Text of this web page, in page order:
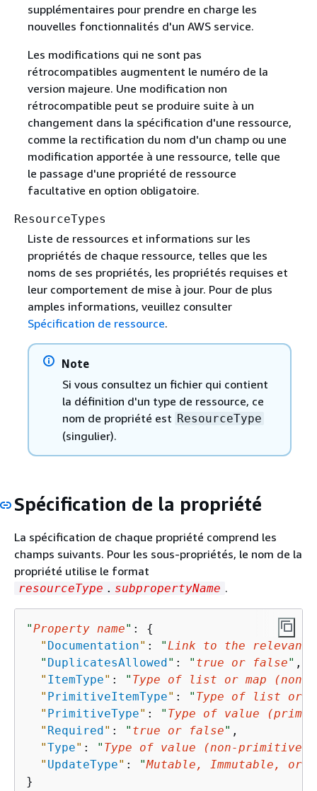
supplémentaires pour prendre en charge les
nouvelles fonctionnalités d'un AWS service.
Les modifications qui ne sont pas
rétrocompatibles augmentent le numéro de la
version majeure. Une modification non
rétrocompatible peut se produire suite à un
changement dans la spécification d'une ressource,
comme la rectification du nom d'un champ ou une
modification apportée à une ressource, telle que
le passage d'une propriété de ressource
facultative en option obligatoire.
ResourceTypes
Liste de ressources et informations sur les
propriétés de chaque ressource, telles que les
noms de ses propriétés, les propriétés requises et
leur comportement de mise à jour. Pour de plus
amples informations, veuillez consulter
Spécification de ressource.
Note
Si vous consultez un fichier qui contient
la définition d'un type de ressource, ce
nom de propriété est ResourceType
(singulier).
Spécification de la propriété
La spécification de chaque propriété comprend les
champs suivants. Pour les sous-propriétés, le nom de la
propriété utilise le format
resourceType . subpropertyName .
"Property name" : {
" Documentation" : "Link to the relevant
" DuplicatesAllowed " : " true or false" ,
" ItemType" : " Type of list or map (non-
" PrimitiveItemType" : " Type of list or
" PrimitiveType" : " Type of value
" Required " : " true or false" ,
"Type" : " Type of value (non-primitive)
" UpdateType" : "Mutable, Immutable, or
}